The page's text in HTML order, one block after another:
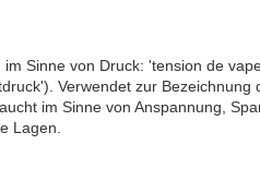
Sinne von Druck: 'tension de
Verwendet zur Bezeichnung
im Sinne von Anspannung,
Lagen.